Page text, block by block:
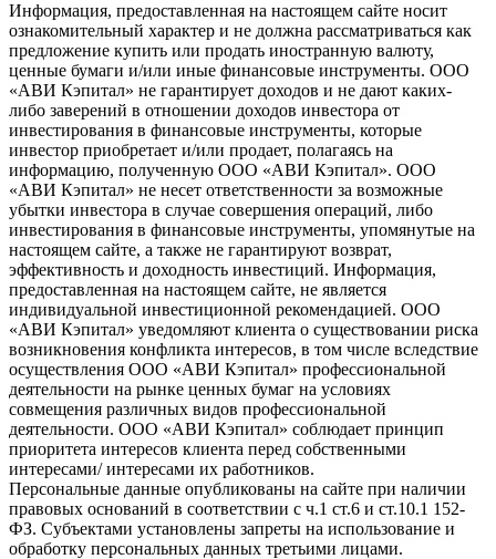
Информация, предоставленная на настоящем сайте носит
ознакомительный характер и не должна рассматриваться как
предложение купить или продать иностранную валюту,
ценные бумаги и/или иные финансовые инструменты. ООО
«АВИ Кэпитал» не гарантирует доходов и не дают каких-
либо заверений в отношении доходов инвестора от
инвестирования в финансовые инструменты, которые
инвестор приобретает и/или продает, полагаясь на
информацию, полученную ООО «АВИ Кэпитал». ООО
«АВИ Кэпитал» не несет ответственности за возможные
убытки инвестора в случае совершения операций, либо
инвестирования в финансовые инструменты, упомянутые на
настоящем сайте, а также не гарантируют возврат,
эффективность и доходность инвестиций. Информация,
предоставленная на настоящем сайте, не является
индивидуальной инвестиционной рекомендацией. ООО
«АВИ Кэпитал» уведомляют клиента о существовании риска
возникновения конфликта интересов, в том числе вследствие
осуществления ООО «АВИ Кэпитал» профессиональной
деятельности на рынке ценных бумаг на условиях
совмещения различных видов профессиональной
деятельности. ООО «АВИ Кэпитал» соблюдает принцип
приоритета интересов клиента перед собственными
интересами/ интересами их работников.
Персональные данные опубликованы на сайте при наличии
правовых оснований в соответствии с ч.1 ст.6 и ст.10.1 152-
ФЗ. Субъектами установлены запреты на использование и
обработку персональных данных третьими лицами.